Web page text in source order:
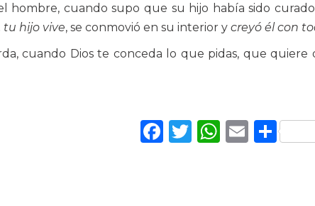
hombre, cuando supo que su hijo había sido
tu hijo vive, se conmovió en su interior y creyó él con
cuando Dios te conceda lo que pidas, que
Facebook
TwitterEmail